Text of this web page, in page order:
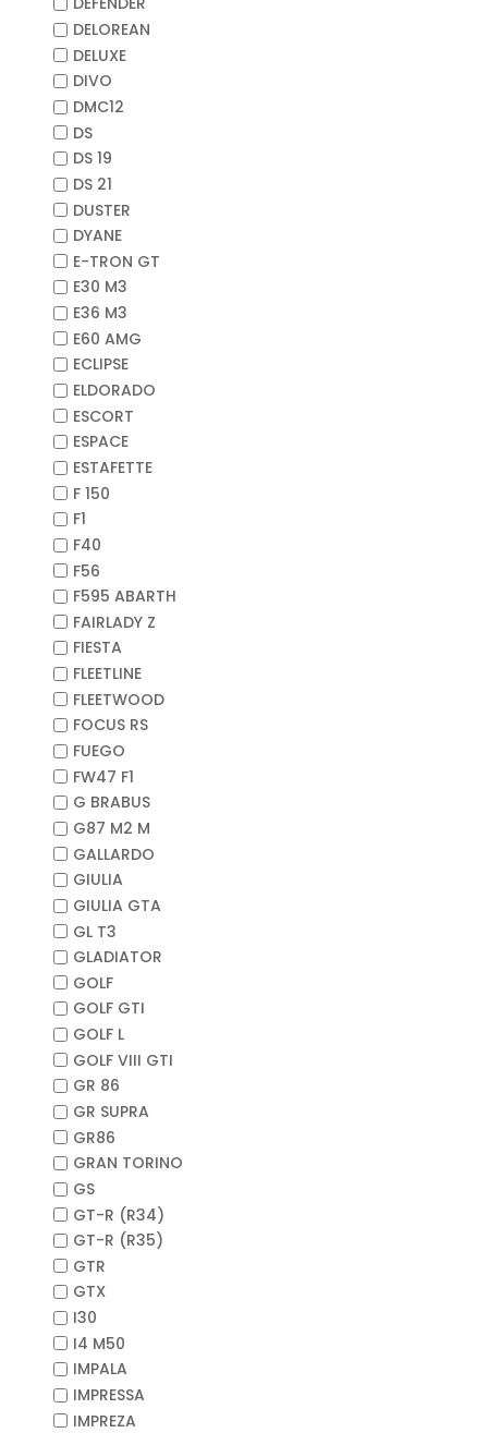
DELOREAN
DELUXE
DIVO
DMC12
DS
DS 19
DS 21
DUSTER
DYANE
E-TRON GT
E30 M3
E36 M3
E60 AMG
ECLIPSE
ELDORADO
ESCORT
ESPACE
ESTAFETTE
F 150
F1
F40
F56
F595 ABARTH
FAIRLADY Z
FIESTA
FLEETLINE
FLEETWOOD
FOCUS RS
FUEGO
FW47 F1
G BRABUS
G87 M2 M
GALLARDO
GIULIA
GIULIA GTA
GL T3
GLADIATOR
GOLF
GOLF GTI
GOLF L
GOLF VIII GTI
GR 86
GR SUPRA
GR86
GRAN TORINO
GS
GT-R (R34)
GT-R (R35)
GTR
GTX
I30
I4 M50
IMPALA
IMPRESSA
IMPREZA